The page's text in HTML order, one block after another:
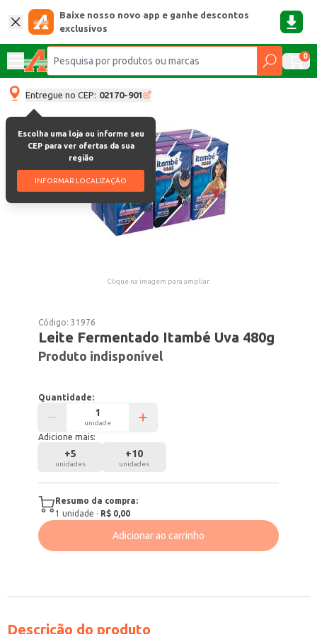
Baixe nosso novo app e ganhe descontos
exclusivos
0
Entregue no CEP: 02170-901
Escolha uma loja ou informe seu
CEP para ver ofertas da sua
região
INFORMAR LOCALIZAÇÃO
Clique na imagem para ampliar.
Código:31976
Leite Fermentado Itambé Uva 480g
Produto indisponível
Quantidade:
unidade
Adicione mais:
+5
unidades
+10
unidades
Resumo da compra:
1 unidade · R$ 0,00
Adicionar ao carrinho
Descrição do produto